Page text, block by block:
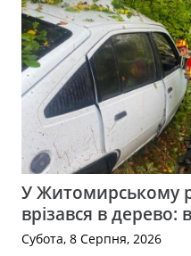
У Житомирському
врізався в дерево:
Субота, 8 Серпня, 2026